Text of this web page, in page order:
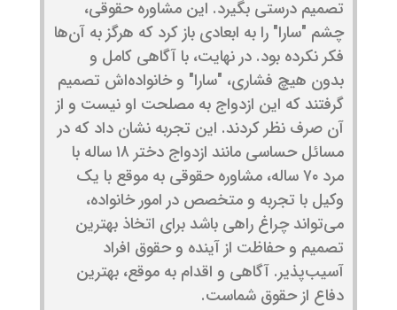
تصمیم درستی بگیرد. این مشاوره حقوقی،
چشم "سارا" را به ابعادی باز کرد که هرگز به آن‌ها
فکر نکرده بود. در نهایت، با آگاهی کامل و
بدون هیچ فشاری، "سارا" و خانواده‌اش تصمیم
گرفتند که این ازدواج به مصلحت او نیست و از
آن صرف نظر کردند. این تجربه نشان داد که در
مسائل حساسی مانند ازدواج دختر ۱۸ ساله با
مرد ۷۰ ساله، مشاوره حقوقی به موقع با یک
وکیل با تجربه و متخصص در امور خانواده،
می‌تواند چراغ راهی باشد برای اتخاذ بهترین
تصمیم و حفاظت از آینده و حقوق افراد
آسیب‌پذیر. آگاهی و اقدام به موقع، بهترین
دفاع از حقوق شماست.